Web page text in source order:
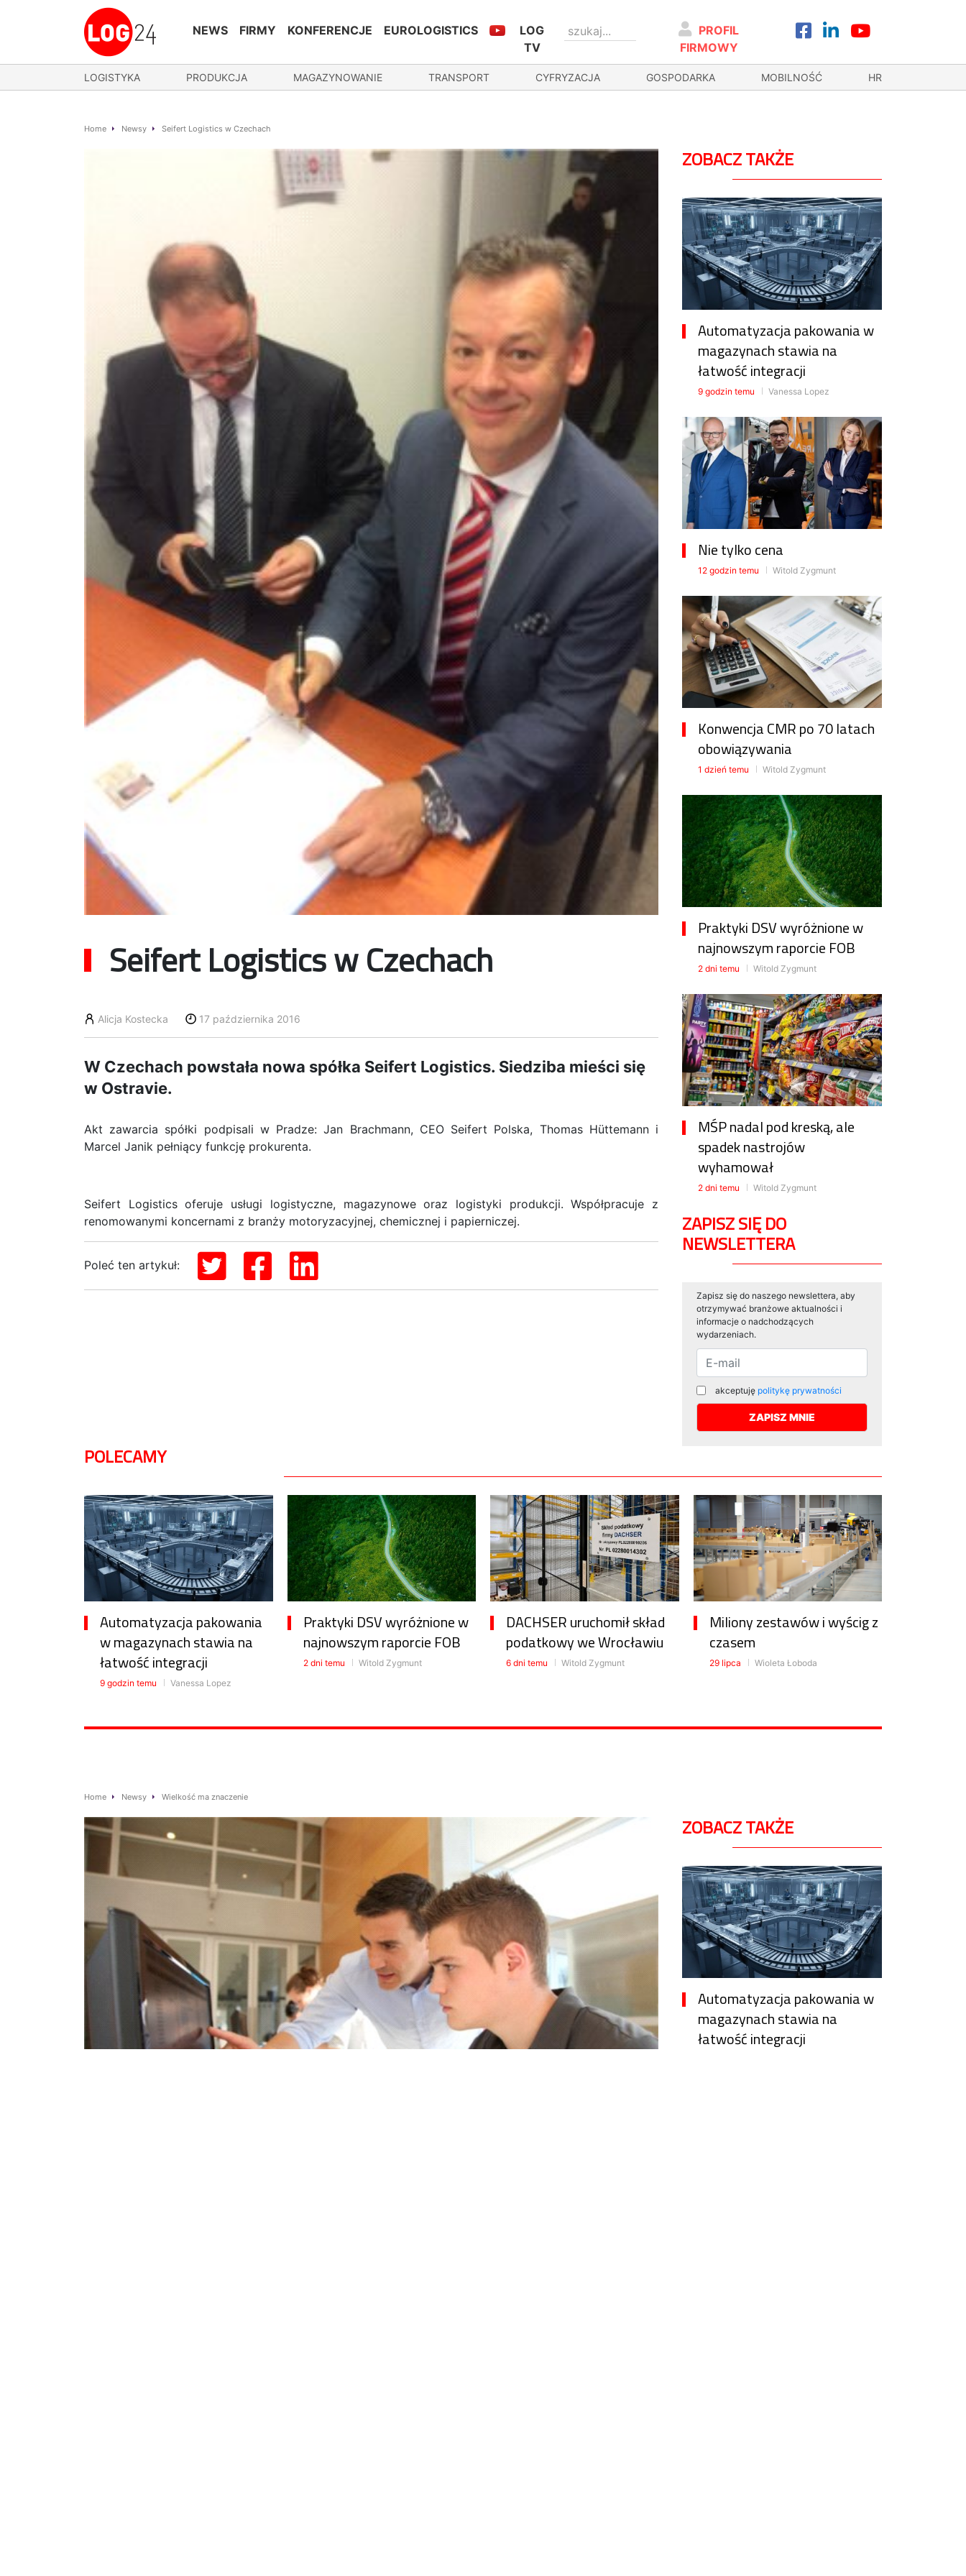
NEWS FIRMY KONFERENCJE EUROLOGISTICS
LOG
TV
PROFIL
FIRMOWY
LOGISTYKA PRODUKCJA MAGAZYNOWANIE TRANSPORT CYFRYZACJA GOSPODARKA MOBILNOŚĆ HR
Home Newsy Seifert Logistics w Czechach
Seifert Logistics w Czechach
Alicja Kostecka 17 października 2016
W Czechach powstała nowa spółka Seifert Logistics. Siedziba mieści się
w Ostravie.
Akt zawarcia spółki podpisali w Pradze: Jan Brachmann, CEO Seifert Polska, Thomas Hüttemann i
Marcel Janik pełniący funkcję prokurenta.
Seifert Logistics oferuje usługi logistyczne, magazynowe oraz logistyki produkcji. Współpracuje z
renomowanymi koncernami z branży motoryzacyjnej, chemicznej i papierniczej.
Poleć ten artykuł:
ZOBACZ TAKŻE
Automatyzacja pakowania w
magazynach stawia na
łatwość integracji
9 godzin temu Vanessa Lopez
Nie tylko cena
12 godzin temu Witold Zygmunt
Konwencja CMR po 70 latach
obowiązywania
1 dzień temu Witold Zygmunt
Praktyki DSV wyróżnione w
najnowszym raporcie FOB
2 dni temu Witold Zygmunt
MŚP nadal pod kreską, ale
spadek nastrojów
wyhamował
2 dni temu Witold Zygmunt
ZAPISZ SIĘ DO
NEWSLETTERA
Zapisz się do naszego newslettera, aby
otrzymywać branżowe aktualności i
informacje o nadchodzących
wydarzeniach.
akceptuję politykę prywatności
POLECAMY
Automatyzacja pakowania
w magazynach stawia na
łatwość integracji
9 godzin temu Vanessa Lopez
Praktyki DSV wyróżnione w
najnowszym raporcie FOB
2 dni temu Witold Zygmunt
DACHSER uruchomił skład
podatkowy we Wrocławiu
6 dni temu Witold Zygmunt
Miliony zestawów i wyścig z
czasem
29 lipca Wioleta Łoboda
Home Newsy Wielkość ma znaczenie
ZOBACZ TAKŻE
Automatyzacja pakowania w
magazynach stawia na
łatwość integracji